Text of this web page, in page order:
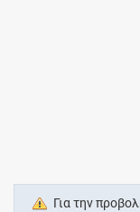
Για την